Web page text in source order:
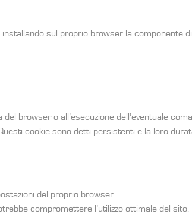
installando sul proprio browser la componente
browser o all’esecuzione dell’eventuale
cookie sono detti persistenti e la loro
del proprio browser.
compromettere l’utilizzo ottimale del sito.